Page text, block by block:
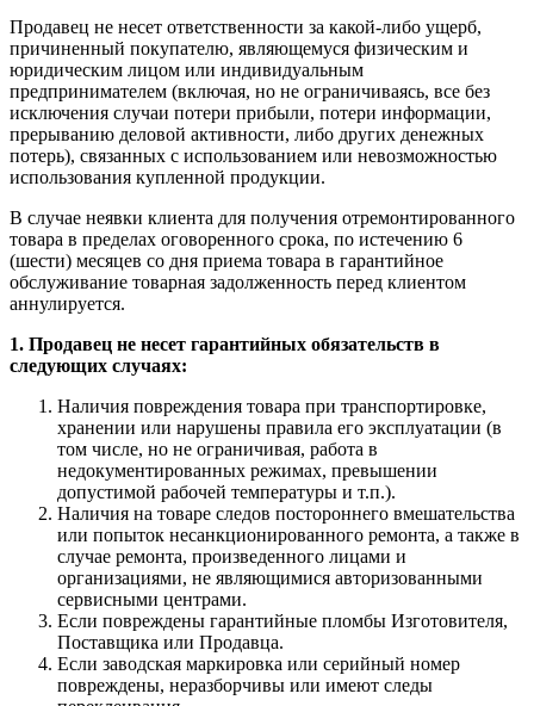
Продавец не несет ответственности за какой-либо ущерб,
причиненный покупателю, являющемуся физическим и
юридическим лицом или индивидуальным
предпринимателем (включая, но не ограничиваясь, все без
исключения случаи потери прибыли, потери информации,
прерыванию деловой активности, либо других денежных
потерь), связанных с использованием или невозможностью
использования купленной продукции.
В случае неявки клиента для получения отремонтированного
товара в пределах оговоренного срока, по истечению 6
(шести) месяцев со дня приема товара в гарантийное
обслуживание товарная задолженность перед клиентом
аннулируется.
1. Продавец не несет гарантийных обязательств в
следующих случаях:
Наличия повреждения товара при транспортировке,
хранении или нарушены правила его эксплуатации (в
том числе, но не ограничивая, работа в
недокументированных режимах, превышении
допустимой рабочей температуры и т.п.).
Наличия на товаре следов постороннего вмешательства
или попыток несанкционированного ремонта, а также в
случае ремонта, произведенного лицами и
организациями, не являющимися авторизованными
сервисными центрами.
Если повреждены гарантийные пломбы Изготовителя,
Поставщика или Продавца.
Если заводская маркировка или серийный номер
повреждены, неразборчивы или имеют следы